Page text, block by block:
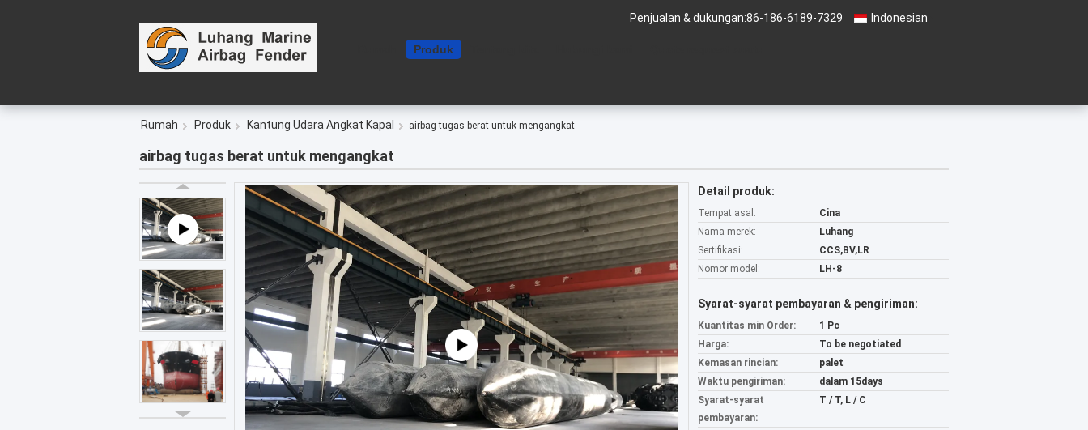
Indonesian
Penjualan & dukungan:86-186-6189-7329
Produk
Rumah Produk Kantung Udara Angkat Kapal airbag tugas berat untuk mengangkat
airbag tugas berat untuk mengangkat
Detail produk:
Tempat asal:
Cina
Nama merek:
Luhang
Sertifikasi:
CCS,BV,LR
Nomor model:
LH-8
Syarat-syarat pembayaran & pengiriman:
Kuantitas min Order:
1 Pc
Harga:
To be negotiated
Kemasan rincian:
palet
Waktu pengiriman:
dalam 15days
Syarat-syarat
pembayaran:
T / T, L / C